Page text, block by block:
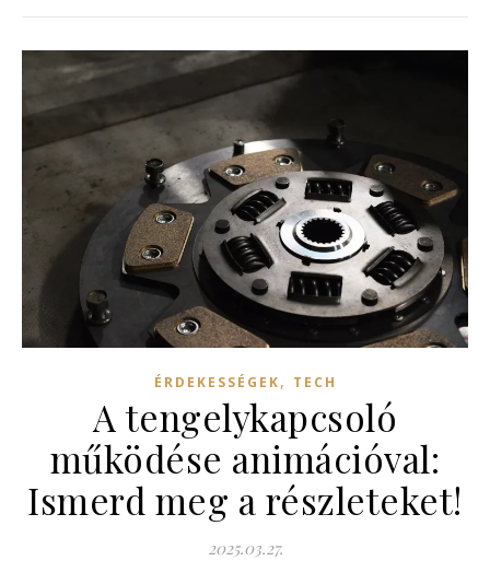
ÉRDEKESSÉGEK, TECH
A tengelykapcsoló
működése animációval:
Ismerd meg a részleteket!
2025.03.27.